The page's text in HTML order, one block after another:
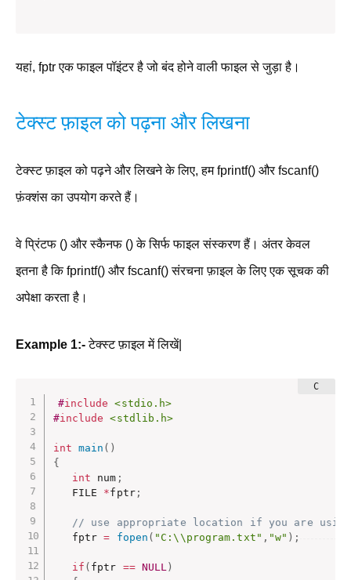
यहां, fptr एक फाइल पॉइंटर है जो बंद होने वाली फाइल से जुड़ा है।
टेक्स्ट फ़ाइल को पढ़ना और लिखना
टेक्स्ट फ़ाइल को पढ़ने और लिखने के लिए, हम fprintf() और fscanf()
फ़ंक्शंस का उपयोग करते हैं।
वे प्रिंटफ () और स्कैनफ () के सिर्फ फाइल संस्करण हैं। अंतर केवल
इतना है कि fprintf() और fscanf() संरचना फ़ाइल के लिए एक सूचक की
अपेक्षा करता है।
Example 1:-टेक्स्ट फ़ाइल में लिखें|
#include
<stdio.h>
#include <stdlib.h>
int main ( )
{
int num ;
   FILE
*fptr;
// use appropriate location if you are using
   fptr
= fopen ( "C:\\program.txt" , "w" ) ;
if ( fptr == NULL )